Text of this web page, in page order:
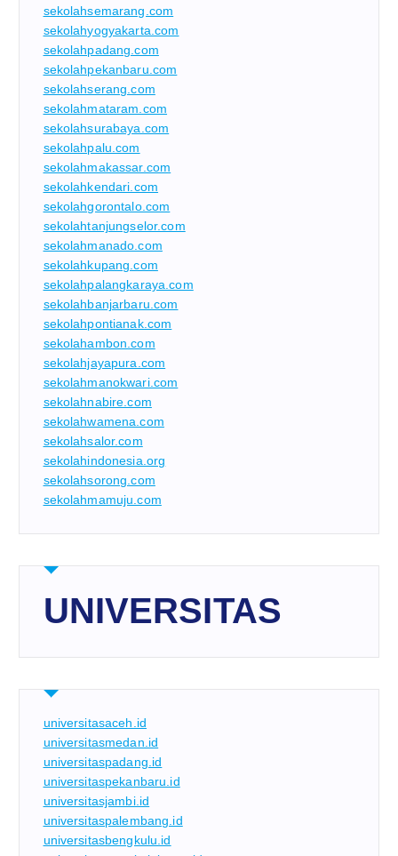
sekolahsemarang.com
sekolahyogyakarta.com
sekolahpadang.com
sekolahpekanbaru.com
sekolahserang.com
sekolahmataram.com
sekolahsurabaya.com
sekolahpalu.com
sekolahmakassar.com
sekolahkendari.com
sekolahgorontalo.com
sekolahtanjungselor.com
sekolahmanado.com
sekolahkupang.com
sekolahpalangkaraya.com
sekolahbanjarbaru.com
sekolahpontianak.com
sekolahambon.com
sekolahjayapura.com
sekolahmanokwari.com
sekolahnabire.com
sekolahwamena.com
sekolahsalor.com
sekolahindonesia.org
sekolahsorong.com
sekolahmamuju.com
UNIVERSITAS
universitasaceh.id
universitasmedan.id
universitaspadang.id
universitaspekanbaru.id
universitasjambi.id
universitaspalembang.id
universitasbengkulu.id